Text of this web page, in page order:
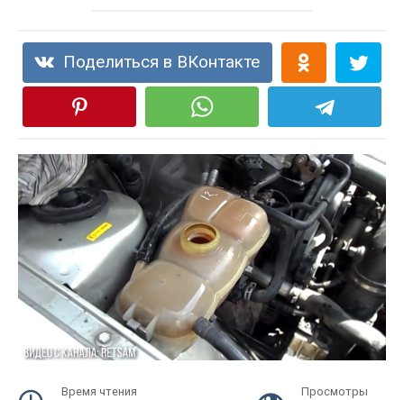
Поделиться в ВКонтакте
Время чтения Просмотры